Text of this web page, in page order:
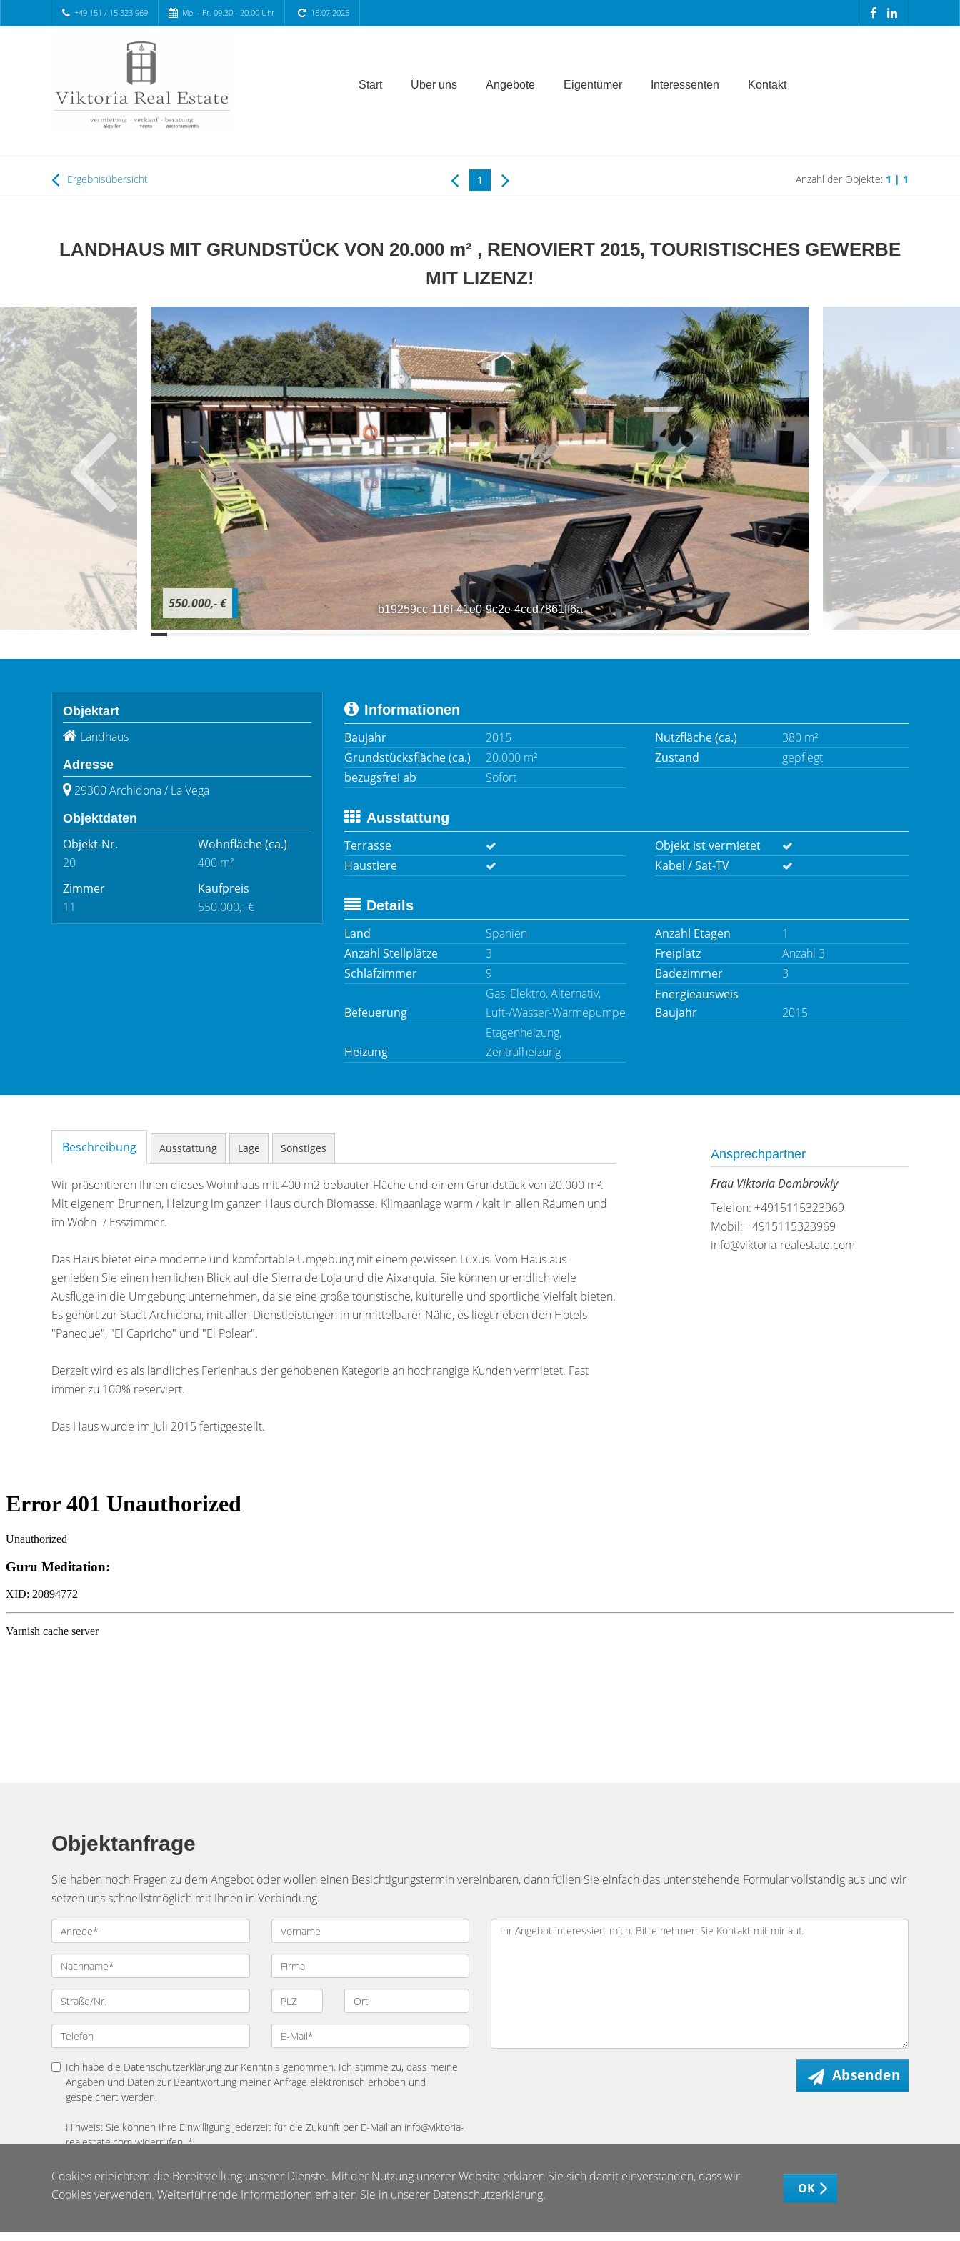
+49 151 / 15 323 969 Mo. - Fr. 09.30 - 20.00 Uhr 15.07.2025
Start Über uns Angebote Eigentümer Interessenten Kontakt
Ergebnisübersicht 1 Anzahl der Objekte: 1 | 1
LANDHAUS MIT GRUNDSTÜCK VON 20.000 m² , RENOVIERT 2015, TOURISTISCHES GEWERBE
MIT LIZENZ!
b19259cc-116f-41e0-9c2e-4ccd7861ff6a
550.000,- €
Objektart
Landhaus
Adresse
29300 Archidona / La Vega
Objektdaten
Objekt-Nr.
20
Wohnfläche(ca.)
400 m²
Zimmer
11
Kaufpreis
550.000,- €
Informationen
Baujahr
2015 Nutzfläche (ca.)
380 m²
Grundstücksfläche (ca.)
20.000 m² Zustand
gepflegt
bezugsfrei ab
Sofort
Ausstattung
Terrasse
Objekt ist vermietet
Haustiere
Kabel / Sat-TV
Details
Land
Spanien Anzahl Etagen
1
Anzahl Stellplätze
3 Freiplatz
Anzahl 3
Schlafzimmer
9 Badezimmer 3
Befeuerung
Gas, Elektro, Alternativ,
Luft-/Wasser-Wärmepumpe
Energieausweis
Baujahr
2015
Heizung
Etagenheizung,
Zentralheizung
Beschreibung Ausstattung Lage Sonstiges
Wir präsentieren Ihnen dieses Wohnhaus mit 400 m2 bebauter Fläche und einem Grundstück von 20.000 m².
Mit eigenem Brunnen, Heizung im ganzen Haus durch Biomasse. Klimaanlage warm / kalt in allen Räumen und
im Wohn- / Esszimmer.
Das Haus bietet eine moderne und komfortable Umgebung mit einem gewissen Luxus. Vom Haus aus
genießen Sie einen herrlichen Blick auf die Sierra de Loja und die Aixarquia. Sie können unendlich viele
Ausflüge in die Umgebung unternehmen, da sie eine große touristische, kulturelle und sportliche Vielfalt bieten.
Es gehört zur Stadt Archidona, mit allen Dienstleistungen in unmittelbarer Nähe, es liegt neben den Hotels
"Paneque", "El Capricho" und "El Polear".
Derzeit wird es als ländliches Ferienhaus der gehobenen Kategorie an hochrangige Kunden vermietet. Fast
immer zu 100% reserviert.
Das Haus wurde im Juli 2015 fertiggestellt.
Ansprechpartner
Frau Viktoria Dombrovkiy
Telefon: +4915115323969
Mobil: +4915115323969
info@viktoria-realestate.com
Objektanfrage
Sie haben noch Fragen zu dem Angebot oder wollen einen Besichtigungstermin vereinbaren, dann füllen Sie einfach das untenstehende Formular vollständig aus und wir
setzen uns schnellstmöglich mit Ihnen in Verbindung.
Ich habe die Datenschutzerklärung zur Kenntnis genommen. Ich stimme zu, dass meine
Angaben und Daten zur Beantwortung meiner Anfrage elektronisch erhoben und
gespeichert werden.
Hinweis: Sie können Ihre Einwilligung jederzeit für die Zukunft per E-Mail an info@viktoria-
realestate.com widerrufen. *
Absenden
Cookies erleichtern die Bereitstellung unserer Dienste. Mit der Nutzung unserer Website erklären Sie sich damit einverstanden, dass wir
Cookies verwenden. Weiterführende Informationen erhalten Sie in unserer Datenschutzerklärung.
OK